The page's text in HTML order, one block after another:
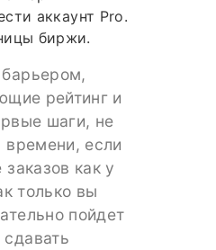
аккаунт Pro.
биржи.
рейтинг и
шаги, не
времени, если
как у
только вы
пойдет